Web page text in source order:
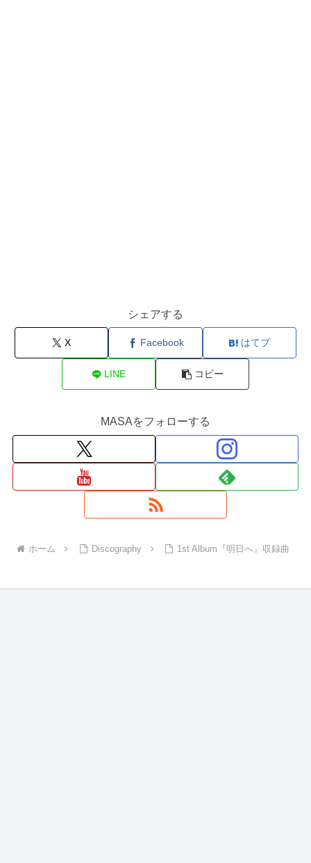
シェアする
X Facebook はてブ
LINE コピー
MASAをフォローする
ホーム Discography 1st Album『明日へ』収録曲